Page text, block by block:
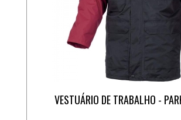
VESTUÁRIO DE TRABALHO -